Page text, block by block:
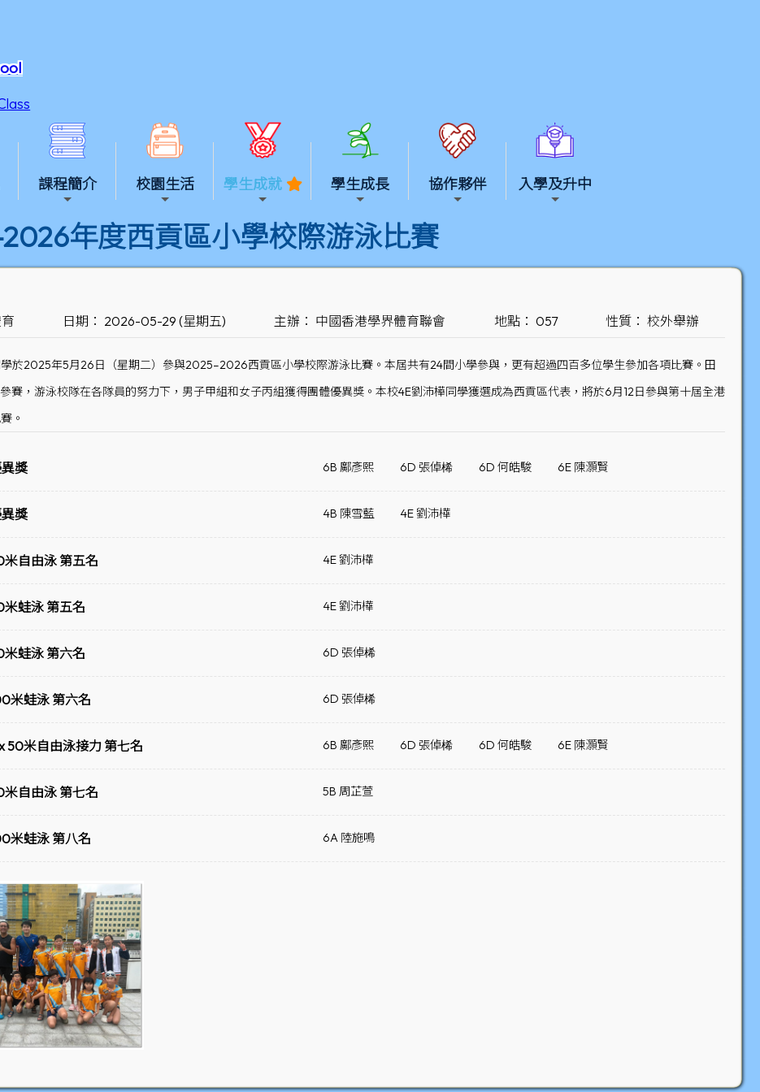
課程簡介 校園生活 學生成就 學生成長 協作夥伴 入學及升中
年度西貢區小學校際游泳比賽
日期： 2026-05-29 (星期五) 主辦： 中國香港學界體育聯會 地點： 057 性質： 校外舉辦
於2025年5月26日（星期二）參與2025–2026西貢區小學校際游泳比賽。本屆共有24間小學參與，更有超過四百多位學生參加各項比賽。田
賽，游泳校隊在各隊員的努力下，男子甲組和女子丙組獲得團體優異獎。本校4E劉沛樺同學獲選成為西貢區代表，將於6月12日參與第十屆全港
。
獎 6B 鄺彥熙 6D 張倬桸 6D 何皓駿 6E 陳灝賢
獎 4B 陳雪藍 4E 劉沛樺
自由泳 第五名 4E 劉沛樺
蛙泳 第五名 4E 劉沛樺
蛙泳 第六名 6D 張倬桸
米蛙泳 第六名 6D 張倬桸
50米自由泳接力 第七名 6B 鄺彥熙 6D 張倬桸 6D 何皓駿 6E 陳灝賢
自由泳 第七名 5B 周芷萱
米蛙泳 第八名 6A 陸施鳴